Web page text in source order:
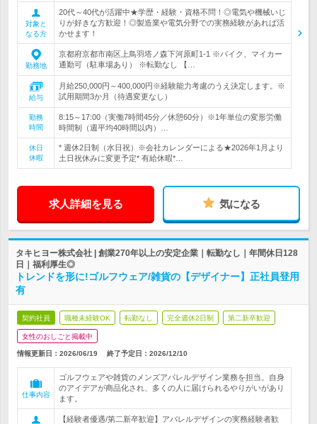
対象と
なる方
20代～40代が活躍中★学歴・経験・資格不問！◎電気や機械いじ
りが好きな方歓迎！◎製造業や電気分野での実務経験があれば活
かせます！
勤務地
京都府京都市南区上鳥羽塔ノ森下河原町1-1 ※バイク、マイカー
通勤可（駐車場あり） ※転勤なし 【…
給与
月給250,000円～400,000円※経験能力考慮のうえ決定します。※
試用期間3か月（待遇変更なし）
勤務
時間
8:15～17:00（実働7時間45分／休憩60分）※1年単位の変形労働
時間制（週平均40時間以内）…
休日
休暇
* 週休2日制（水日祝）※会社カレンダーによる★2026年1月より
土日祝休みに変更予定* 有給休暇*…
求人詳細を見る 気になる
タキヒヨー株式会社 | 創業270年以上の安定企業｜転勤なし｜年間休日128
日｜福利厚生◎
トレンドを形に!ゴルフウェア/雑貨の【デザイナー】正社員登用
有
契約社員 職種未経験OK 転勤なし 完全週休2日制 第二新卒歓迎
女性のおしごと掲載中
情報更新日：2026/06/19 終了予定日： 2026/12/10
仕事内容
ゴルフウェアや雑貨のメンズアパレルデザイン業務を担当。自身
のアイデアが商品化され、多くの人に届けられるやりがいがあり
ます。
【経験者優遇/第二新卒歓迎】アパレルデザインの実務経験者歓